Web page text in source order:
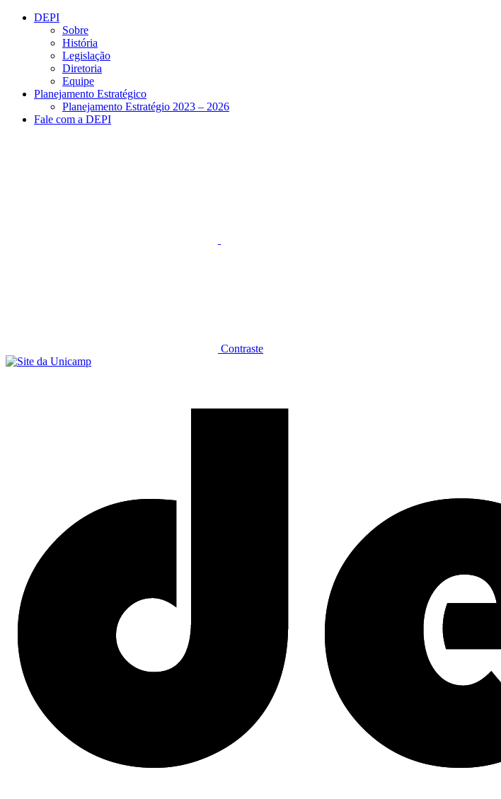
Conteúdo principal
DEPI
Sobre
História
Legislação
Diretoria
Equipe
Planejamento Estratégico
Planejamento Estratégio 2023 – 2026
Fale com a DEPI
Contraste